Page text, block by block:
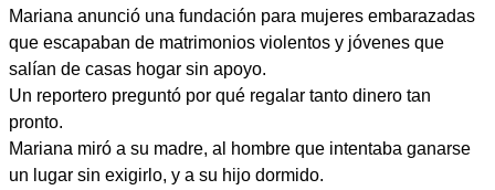
Mariana anunció una fundación para mujeres embarazadas
que escapaban de matrimonios violentos y jóvenes que
salían de casas hogar sin apoyo.
Un reportero preguntó por qué regalar tanto dinero tan
pronto.
Mariana miró a su madre, al hombre que intentaba ganarse
un lugar sin exigirlo, y a su hijo dormido.